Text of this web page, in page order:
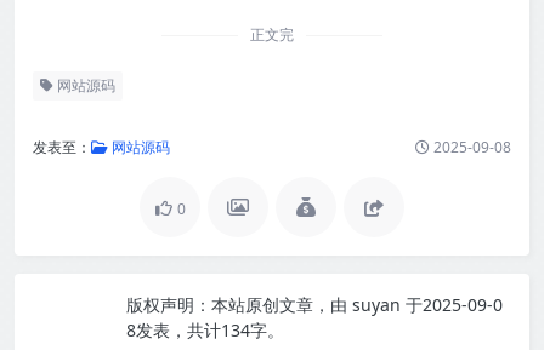
正文完
网站源码
发表至： 网站源码 2025-09-08
0
版权声明： 本站原创文章，由 suyan 于2025-09-0
8发表，共计134字。